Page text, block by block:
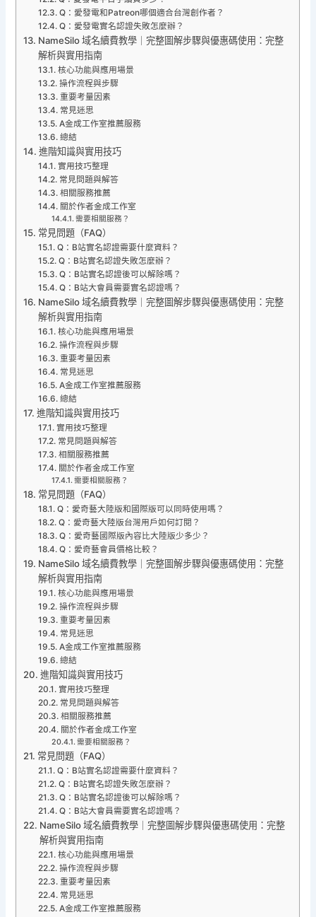
Q：愛發電和Patreon哪個適合台灣創作者？
Q：愛發電實名認證失敗怎麼辦？
NameSilo 域名續費教學｜完整圖解步驟與優惠碼使用：完整
解析與實用指南
核心功能與應用場景
操作流程與步驟
重要考量因素
常見迷思
A金成工作室推薦服務
總結
進階知識與實用技巧
實用技巧整理
常見問題與解答
相關服務推薦
關於作者金成工作室
需要相關服務？
常見問題（FAQ）
Q：B站實名認證需要什麼資料？
Q：B站實名認證失敗怎麼辦？
Q：B站實名認證後可以解除嗎？
Q：B站大會員需要實名認證嗎？
NameSilo 域名續費教學｜完整圖解步驟與優惠碼使用：完整
解析與實用指南
核心功能與應用場景
操作流程與步驟
重要考量因素
常見迷思
A金成工作室推薦服務
總結
進階知識與實用技巧
實用技巧整理
常見問題與解答
相關服務推薦
關於作者金成工作室
需要相關服務？
常見問題（FAQ）
Q：愛奇藝大陸版和國際版可以同時使用嗎？
Q：愛奇藝大陸版台灣用戶如何訂閱？
Q：愛奇藝國際版內容比大陸版少多少？
Q：愛奇藝會員價格比較？
NameSilo 域名續費教學｜完整圖解步驟與優惠碼使用：完整
解析與實用指南
核心功能與應用場景
操作流程與步驟
重要考量因素
常見迷思
A金成工作室推薦服務
總結
進階知識與實用技巧
實用技巧整理
常見問題與解答
相關服務推薦
關於作者金成工作室
需要相關服務？
常見問題（FAQ）
Q：B站實名認證需要什麼資料？
Q：B站實名認證失敗怎麼辦？
Q：B站實名認證後可以解除嗎？
Q：B站大會員需要實名認證嗎？
NameSilo 域名續費教學｜完整圖解步驟與優惠碼使用：完整
解析與實用指南
核心功能與應用場景
操作流程與步驟
重要考量因素
常見迷思
A金成工作室推薦服務